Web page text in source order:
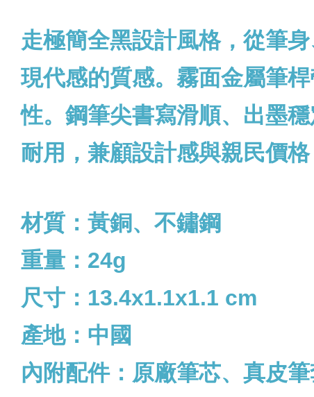
走極簡全黑設計風格，從筆
現代感的質感。霧面金屬筆
性。鋼筆尖書寫滑順、出墨
耐用，兼顧設計感與親民價
材質：黃銅、不鏽鋼
重量：24g
尺寸：13.4x1.1x1.1 cm
產地：中國
內附配件： 原廠筆芯、真皮